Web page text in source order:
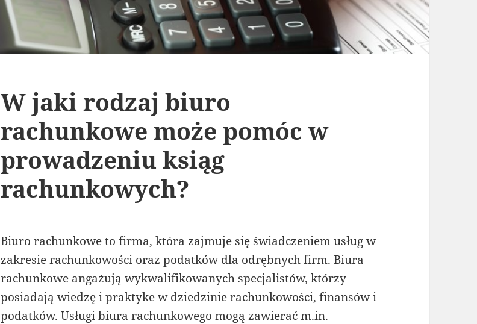
W jaki rodzaj biuro
rachunkowe może pomóc w
prowadzeniu ksiąg
rachunkowych?
Biuro rachunkowe to firma, która zajmuje się świadczeniem usług w
zakresie rachunkowości oraz podatków dla odrębnych firm. Biura
rachunkowe angażują wykwalifikowanych specjalistów, którzy
posiadają wiedzę i praktyke w dziedzinie rachunkowości, finansów i
podatków. Usługi biura rachunkowego mogą zawierać m.in.